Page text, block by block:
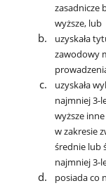
zasadnicze
wyższe, lub
uzyskała
zawodowy
uzyskała
najmniej 3-
wyższe
w zakresie
średnie lub
najmniej 3-
posiada co